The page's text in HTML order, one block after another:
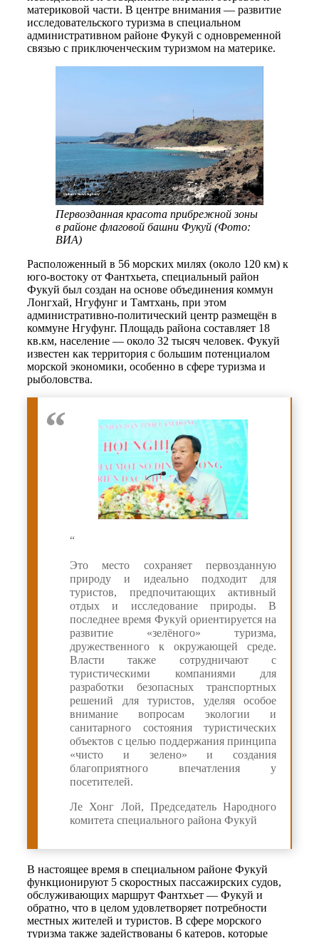
материковой части. В центре внимания — развитие
исследовательского туризма в специальном
административном районе Фукуй с одновременной
связью с приключенческим туризмом на материке.
Первозданная красота прибрежной зоны
в районе флаговой башни Фукуй (Фото:
ВИА)
Расположенный в 56 морских милях (около 120 км) к
юго-востоку от Фантхьета, специальный район
Фукуй был создан на основе объединения коммун
Лонгхай, Нгуфунг и Тамтхань, при этом
административно-политический центр размещён в
коммуне Нгуфунг. Площадь района составляет 18
кв.км, население — около 32 тысяч человек. Фукуй
известен как территория с большим потенциалом
морской экономики, особенно в сфере туризма и
рыболовства.
“
Это место сохраняет первозданную
природу и идеально подходит для
туристов, предпочитающих активный
отдых и исследование природы. В
последнее время Фукуй ориентируется на
развитие «зелёного» туризма,
дружественного к окружающей среде.
Власти также сотрудничают с
туристическими компаниями для
разработки безопасных транспортных
решений для туристов, уделяя особое
внимание вопросам экологии и
санитарного состояния туристических
объектов с целью поддержания принципа
«чисто и зелено» и создания
благоприятного впечатления у
посетителей.
Ле Хонг Лой, Председатель Народного
комитета специального района Фукуй
В настоящее время в специальном районе Фукуй
функционируют 5 скоростных пассажирских судов,
обслуживающих маршрут Фантхьет — Фукуй и
обратно, что в целом удовлетворяет потребности
местных жителей и туристов. В сфере морского
туризма также задействованы 6 катеров, которые